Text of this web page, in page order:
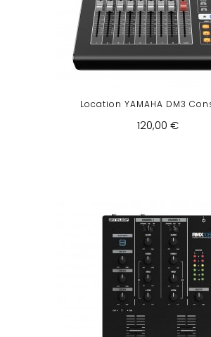
Location YAMAHA DM3
120,00 €